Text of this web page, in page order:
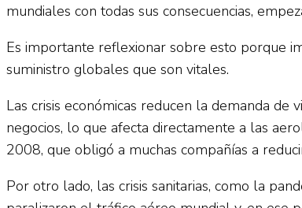
mundiales con todas sus consecuencias,
Es importante reflexionar sobre esto porque
suministro globales que son vitales.
Las crisis económicas reducen la demanda de
negocios, lo que afecta directamente a las
2008, que obligó a muchas compañías a
Por otro lado, las crisis sanitarias, como la